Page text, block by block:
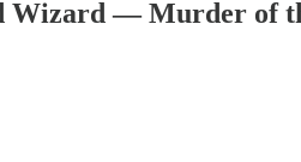
— Murder of